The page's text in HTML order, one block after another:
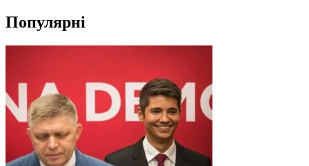
Популярні